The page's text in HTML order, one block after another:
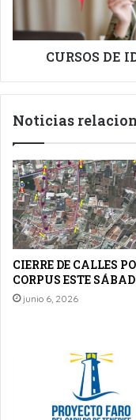
CURSOS DE
Noticias
CIERRE DE CALLES
CORPUS ESTE
junio 6, 2026